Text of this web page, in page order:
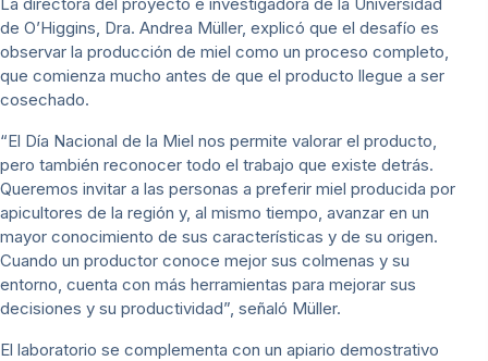
de O’Higgins, Dra. Andrea Müller, explicó que el desafío es
observar la producción de miel como un proceso completo,
que comienza mucho antes de que el producto llegue a ser
cosechado.
“El Día Nacional de la Miel nos permite valorar el producto,
pero también reconocer todo el trabajo que existe detrás.
Queremos invitar a las personas a preferir miel producida por
apicultores de la región y, al mismo tiempo, avanzar en un
mayor conocimiento de sus características y de su origen.
Cuando un productor conoce mejor sus colmenas y su
entorno, cuenta con más herramientas para mejorar sus
decisiones y su productividad”, señaló Müller.
El laboratorio se complementa con un apiario demostrativo